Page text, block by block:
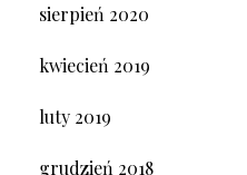
sierpień 2020
kwiecień 2019
luty 2019
grudzień 2018